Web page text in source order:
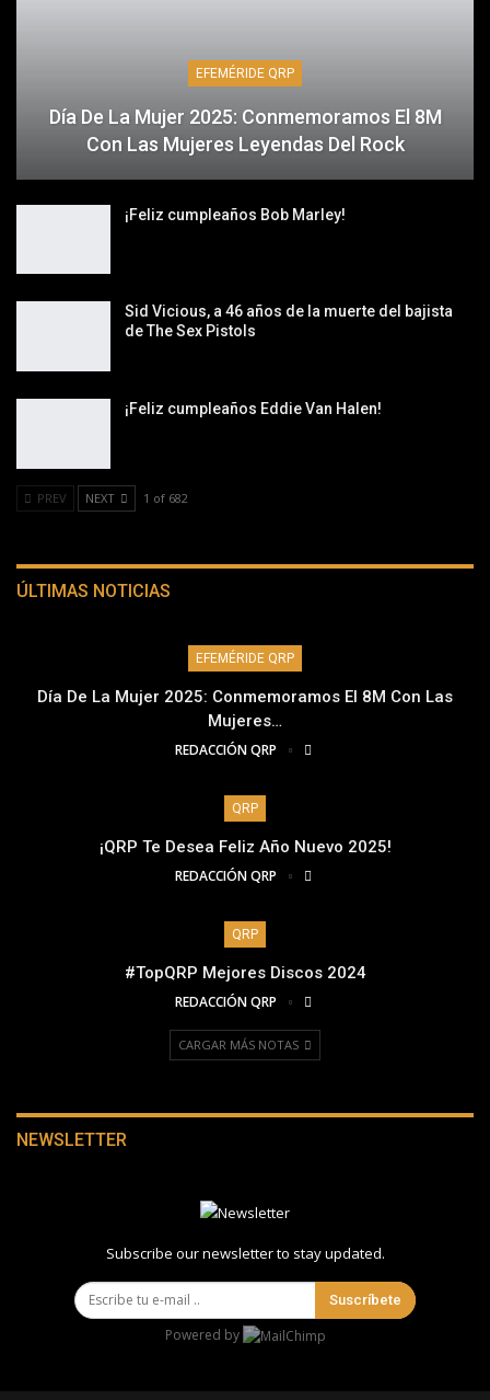
EFEMÉRIDE QRP
Día De La Mujer 2025: Conmemoramos El 8M
Con Las Mujeres Leyendas Del Rock
¡Feliz cumpleaños Bob Marley!
Sid Vicious, a 46 años de la muerte del bajista
de The Sex Pistols
¡Feliz cumpleaños Eddie Van Halen!
PREV NEXT 1 of 682
ÚLTIMAS NOTICIAS
EFEMÉRIDE QRP
Día De La Mujer 2025: Conmemoramos El 8M Con Las
Mujeres…
REDACCIÓN QRP
QRP
¡QRP Te Desea Feliz Año Nuevo 2025!
REDACCIÓN QRP
QRP
#TopQRP Mejores Discos 2024
REDACCIÓN QRP
CARGAR MÁS NOTAS
NEWSLETTER
Subscribe our newsletter to stay updated.
Suscríbete
Powered by